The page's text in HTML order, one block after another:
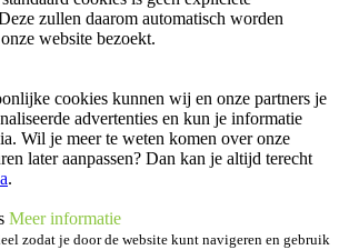
zullen daarom automatisch worden
website bezoekt.
cookies kunnen wij en onze partners je
advertenties en kun je informatie
Wil je meer te weten komen over onze
later aanpassen? Dan kan je altijd terecht
.
Meer informatie
zodat je door de website kunt navigeren en gebruik